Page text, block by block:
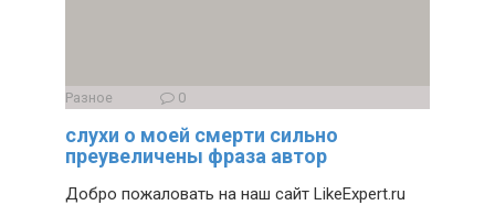
Разное 0
слухи о моей смерти сильно
преувеличены фраза автор
Добро пожаловать на наш сайт LikeExpert.ru